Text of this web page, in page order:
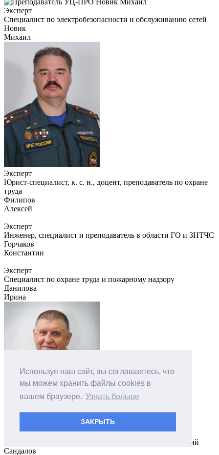
Используя наш сайт, вы соглашаетесь, что
мы можем хранить файлы cookies в
вашем браузере. Узнать больше
ЗАКРЫТЬ
Эксперт
Специалист по электробезопасности и обслуживанию сетей
Новик
Михаил
Эксперт
Юрист-специалист, к. с. н., доцент, преподаватель по охране
труда
Филипов
Алексей
Эксперт
Инженер, специалист и преподаватель в области ГО и ЗНТЧС
Горчаков
Константин
Эксперт
Специалист по охране труда и пожарному надзору
Данилова
Ирина
Эксперт
Советник руководителя по развитию деловых отношений
Сандалов